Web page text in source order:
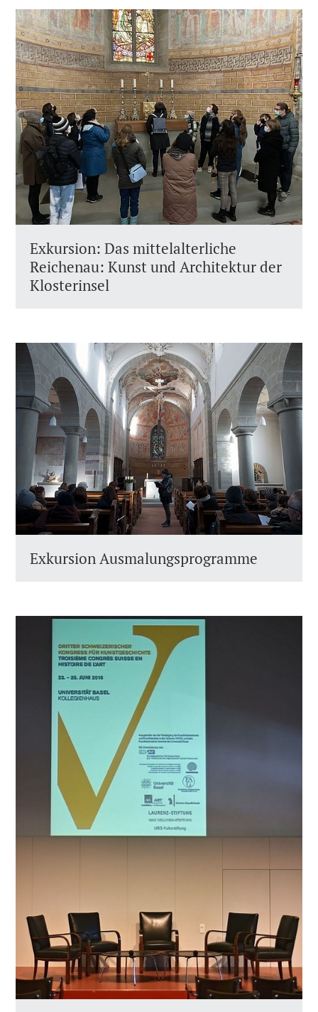
Exkursion: Das mittelalterliche
Reichenau: Kunst und Architektur der
Klosterinsel
Exkursion Ausmalungsprogramme